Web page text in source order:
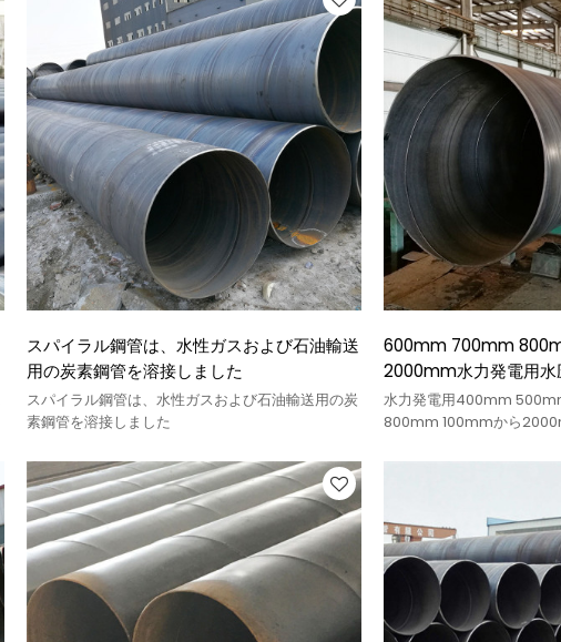
スパイラル鋼管は、水性ガスおよび石油輸送
用の炭素鋼管を溶接しました
スパイラル鋼管は、水性ガスおよび石油輸送用の炭
素鋼管を溶接しました
600mm 700mm
2000mm水力発電用水
水力発電用400mm
800mm 100mmから